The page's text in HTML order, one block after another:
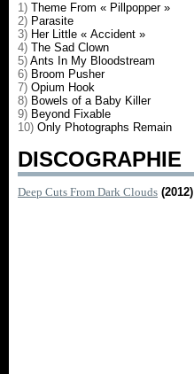
1) Theme From « Pillpopper »
2) Parasite
3) Her Little « Accident »
4) The Sad Clown
5) Ants In My Bloodstream
6) Broom Pusher
7) Opium Hook
8) Bowels of a Baby Killer
9) Beyond Fixable
10) Only Photographs Remain
DISCOGRAPHIE
Deep Cuts From Dark Clouds (2012)